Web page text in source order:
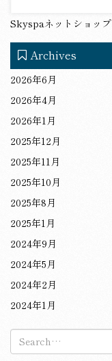
Skyspaネットショップ
Archives
2026年6月
2026年4月
2026年1月
2025年12月
2025年11月
2025年10月
2025年8月
2025年1月
2024年9月
2024年5月
2024年2月
2024年1月
検
索: